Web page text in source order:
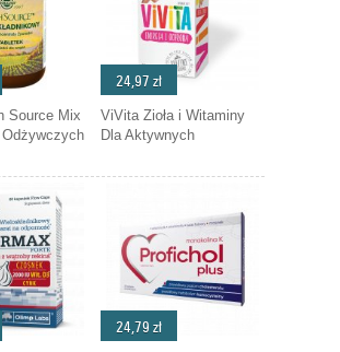
Source Mix
Odżywczych
24,97 zł
ViVita Zioła i Witaminy
Dla Aktywnych
24,79 zł